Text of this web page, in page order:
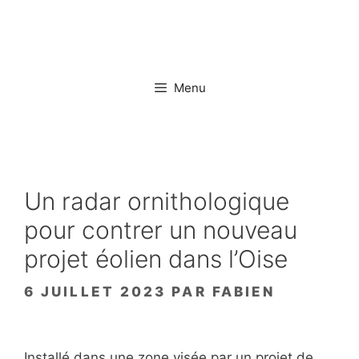
Menu
Un radar ornithologique
pour contrer un nouveau
projet éolien dans l’Oise
6 JUILLET 2023 PAR FABIEN